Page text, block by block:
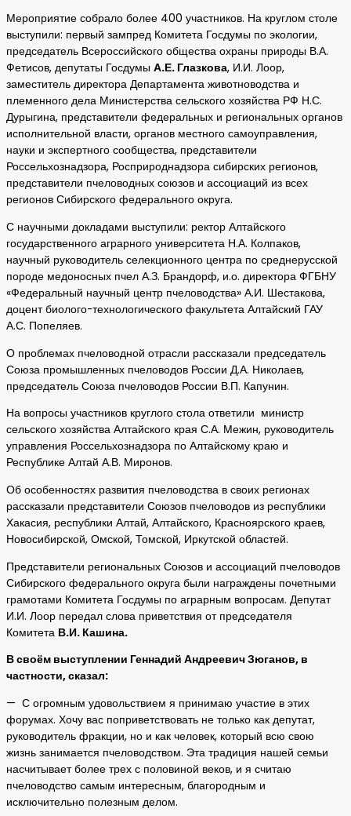
Мероприятие собрало более 400 участников. На круглом столе
выступили: первый зампред Комитета Госдумы по экологии,
председатель Всероссийского общества охраны природы В.А.
Фетисов, депутаты Госдумы А.Е. Глазкова, И.И. Лоор,
заместитель директора Департамента животноводства и
племенного дела Министерства сельского хозяйства РФ Н.С.
Дурыгина, представители федеральных и региональных органов
исполнительной власти, органов местного самоуправления,
науки и экспертного сообщества, представители
Россельхознадзора, Росприроднадзора сибирских регионов,
представители пчеловодных союзов и ассоциаций из всех
регионов Сибирского федерального округа.
С научными докладами выступили: ректор Алтайского
государственного аграрного университета Н.А. Колпаков,
научный руководитель селекционного центра по среднерусской
породе медоносных пчел А.З. Брандорф, и.о. директора ФГБНУ
«Федеральный научный центр пчеловодства» А.И. Шестакова,
доцент биолого-технологического факультета Алтайский ГАУ
А.С. Попеляев.
О проблемах пчеловодной отрасли рассказали председатель
Союза промышленных пчеловодов России Д.А. Николаев,
председатель Союза пчеловодов России В.П. Капунин.
На вопросы участников круглого стола ответили министр
сельского хозяйства Алтайского края С.А. Межин, руководитель
управления Россельхознадзора по Алтайскому краю и
Республике Алтай А.В. Миронов.
Об особенностях развития пчеловодства в своих регионах
рассказали представители Союзов пчеловодов из республики
Хакасия, республики Алтай, Алтайского, Красноярского краев,
Новосибирской, Омской, Томской, Иркутской областей.
Представители региональных Союзов и ассоциаций пчеловодов
Сибирского федерального округа были награждены почетными
грамотами Комитета Госдумы по аграрным вопросам. Депутат
И.И. Лоор передал слова приветствия от председателя
Комитета В.И. Кашина.
В своём выступлении Геннадий Андреевич Зюганов, в
частности, сказал:
— С огромным удовольствием я принимаю участие в этих
форумах. Хочу вас поприветствовать не только как депутат,
руководитель фракции, но и как человек, который всю свою
жизнь занимается пчеловодством. Эта традиция нашей семьи
насчитывает более трех с половиной веков, и я считаю
пчеловодство самым интересным, благородным и
исключительно полезным делом.